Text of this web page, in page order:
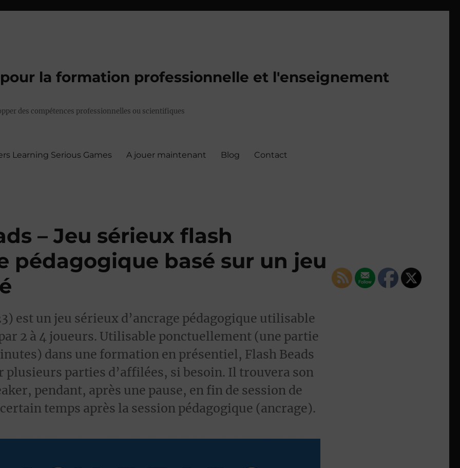
la formation professionnelle et l'enseignement
des compétences professionnelles ou scientifiques
Learning Serious Games A jouer maintenant Blog Contact
– Jeu sérieux flash
pédagogique basé sur un jeu
est un jeu sérieux d’ancrage pédagogique utilisable
2 à 4 joueurs. Utilisable ponctuellement (une partie
dans une formation en présentiel, Flash Beads
plusieurs parties d’affilées, si besoin. Il trouvera son
pendant, après une pause, en fin de session de
temps après la session pédagogique (ancrage).